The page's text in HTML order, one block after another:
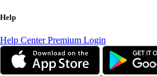
Help
Help CenterPremium Login